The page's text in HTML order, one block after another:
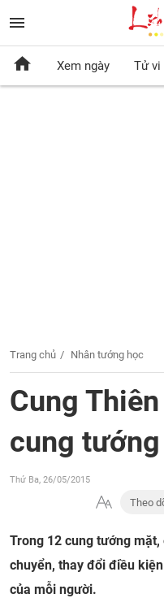
Xem ngày Tử vi
Trang chủ Nhân tướng học
Cung
cung
Thứ Ba, 26/05/2015
Theo
Trong 12 cung tướng
chuyển, thay đổi điều
của mỗi người.